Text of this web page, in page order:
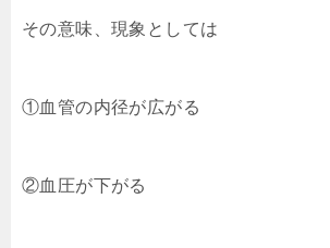
その意味、現象としては
①血管の内径が広がる
②血圧が下がる